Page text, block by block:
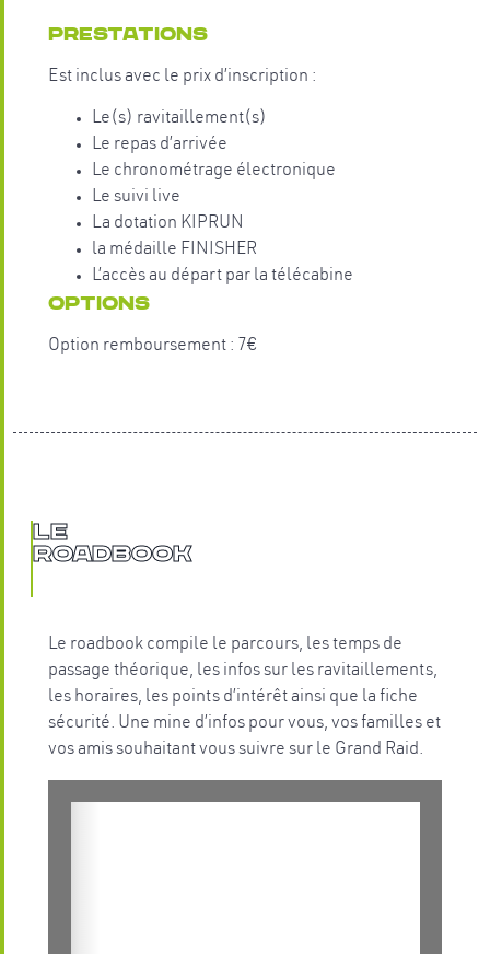
Prestations
Est inclus avec le prix d’inscription :
Le(s) ravitaillement(s)
Le repas d’arrivée
Le chronométrage électronique
Le suivi live
La dotation KIPRUN
la médaille FINISHER
L’accès au départ par la télécabine
OPTIONS
Option remboursement : 7€
Le
Roadbook
Le roadbook compile le parcours, les temps de
passage théorique, les infos sur les ravitaillements,
les horaires, les points d’intérêt ainsi que la fiche
sécurité. Une mine d’infos pour vous, vos familles et
vos amis souhaitant vous suivre sur le Grand Raid.